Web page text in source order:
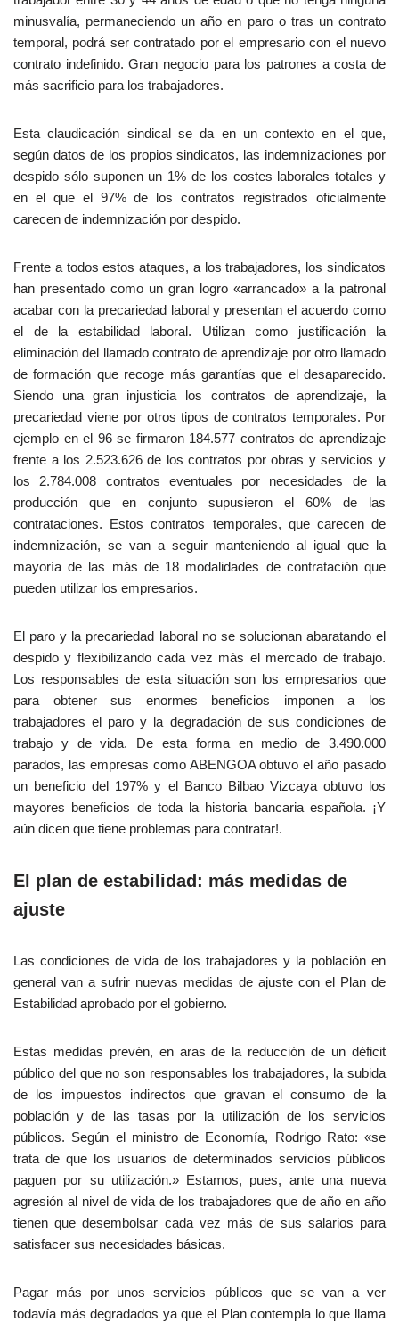
minusvalía, permaneciendo un año en paro o tras un contrato
temporal, podrá ser contratado por el empresario con el nuevo
contrato indefinido. Gran negocio para los patrones a costa de
más sacrificio para los trabajadores.
Esta claudicación sindical se da en un contexto en el que,
según datos de los propios sindicatos, las indemnizaciones por
despido sólo suponen un 1% de los costes laborales totales y
en el que el 97% de los contratos registrados oficialmente
carecen de indemnización por despido.
Frente a todos estos ataques, a los trabajadores, los sindicatos
han presentado como un gran logro «arrancado» a la patronal
acabar con la precariedad laboral y presentan el acuerdo como
el de la estabilidad laboral. Utilizan como justificación la
eliminación del llamado contrato de aprendizaje por otro llamado
de formación que recoge más garantías que el desaparecido.
Siendo una gran injusticia los contratos de aprendizaje, la
precariedad viene por otros tipos de contratos temporales. Por
ejemplo en el 96 se firmaron 184.577 contratos de aprendizaje
frente a los 2.523.626 de los contratos por obras y servicios y
los 2.784.008 contratos eventuales por necesidades de la
producción que en conjunto supusieron el 60% de las
contrataciones. Estos contratos temporales, que carecen de
indemnización, se van a seguir manteniendo al igual que la
mayoría de las más de 18 modalidades de contratación que
pueden utilizar los empresarios.
El paro y la precariedad laboral no se solucionan abaratando el
despido y flexibilizando cada vez más el mercado de trabajo.
Los responsables de esta situación son los empresarios que
para obtener sus enormes beneficios imponen a los
trabajadores el paro y la degradación de sus condiciones de
trabajo y de vida. De esta forma en medio de 3.490.000
parados, las empresas como ABENGOA obtuvo el año pasado
un beneficio del 197% y el Banco Bilbao Vizcaya obtuvo los
mayores beneficios de toda la historia bancaria española. ¡Y
aún dicen que tiene problemas para contratar!.
El plan de estabilidad: más medidas de
ajuste
Las condiciones de vida de los trabajadores y la población en
general van a sufrir nuevas medidas de ajuste con el Plan de
Estabilidad aprobado por el gobierno.
Estas medidas prevén, en aras de la reducción de un déficit
público del que no son responsables los trabajadores, la subida
de los impuestos indirectos que gravan el consumo de la
población y de las tasas por la utilización de los servicios
públicos. Según el ministro de Economía, Rodrigo Rato: «se
trata de que los usuarios de determinados servicios públicos
paguen por su utilización.» Estamos, pues, ante una nueva
agresión al nivel de vida de los trabajadores que de año en año
tienen que desembolsar cada vez más de sus salarios para
satisfacer sus necesidades básicas.
Pagar más por unos servicios públicos que se van a ver
todavía más degradados ya que el Plan contempla lo que llama